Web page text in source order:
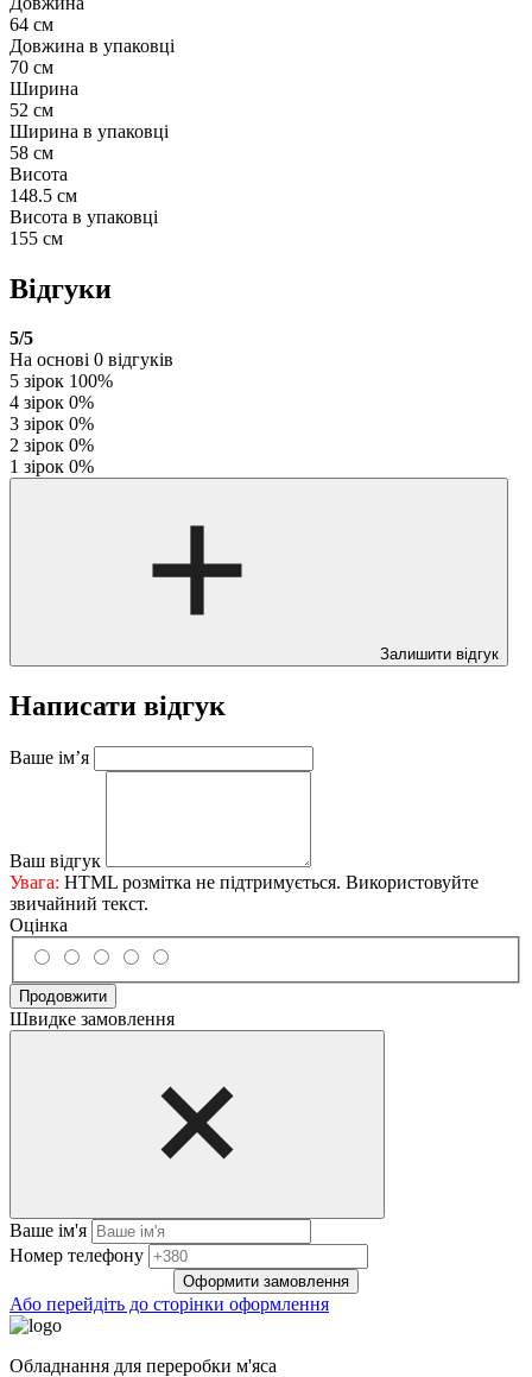
64 см
Довжина в упаковці
70 см
Ширина
52 см
Ширина в упаковці
58 см
Висота
148.5 см
Висота в упаковці
155 см
Відгуки
5/5
На основі 0 відгуків
5 зірок 100%
4 зірок 0%
3 зірок 0%
2 зірок 0%
1 зірок 0%
Залишити відгук
Написати відгук
Ваше ім’я
Ваш відгук
Увага: HTML розмітка не підтримується. Використовуйте
звичайний текст.
Оцінка
Продовжити
Швидке замовлення
Ваше ім'я
Нoмep тeлeфoнy
Оформити замовлення
Або перейдіть до сторінки оформлення
Обладнання для переробки м'яса